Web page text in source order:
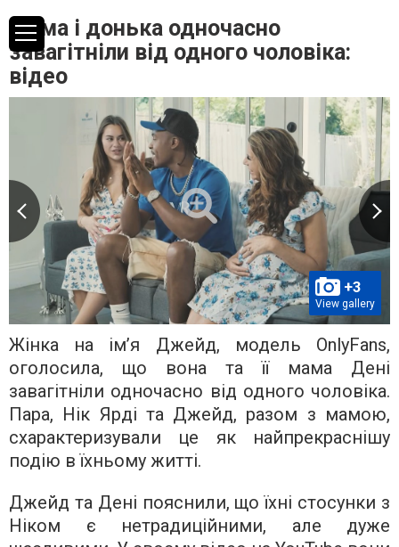
Мама і донька одночасно
завагітніли від одного чоловіка:
відео
+3
View gallery
Жінка на ім’я Джейд, модель OnlyFans,
оголосила, що вона та її мама Дені
завагітніли одночасно від одного чоловіка.
Пара, Нік Ярді та Джейд, разом з мамою,
схарактеризували це як найпрекраснішу
подію в їхньому житті.
Джейд та Дені пояснили, що їхні стосунки з
Ніком є нетрадиційними, але дуже